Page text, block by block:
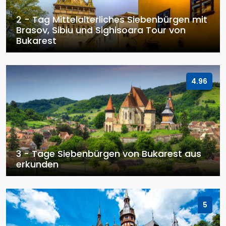
2 - Tag Mittelalterliches Siebenbürgen mit
Brasov, Sibiu und Sighisoara Tour von
Bukarest
4.96
3 - Tage Siebenbürgen von Bukarest aus
erkunden
5